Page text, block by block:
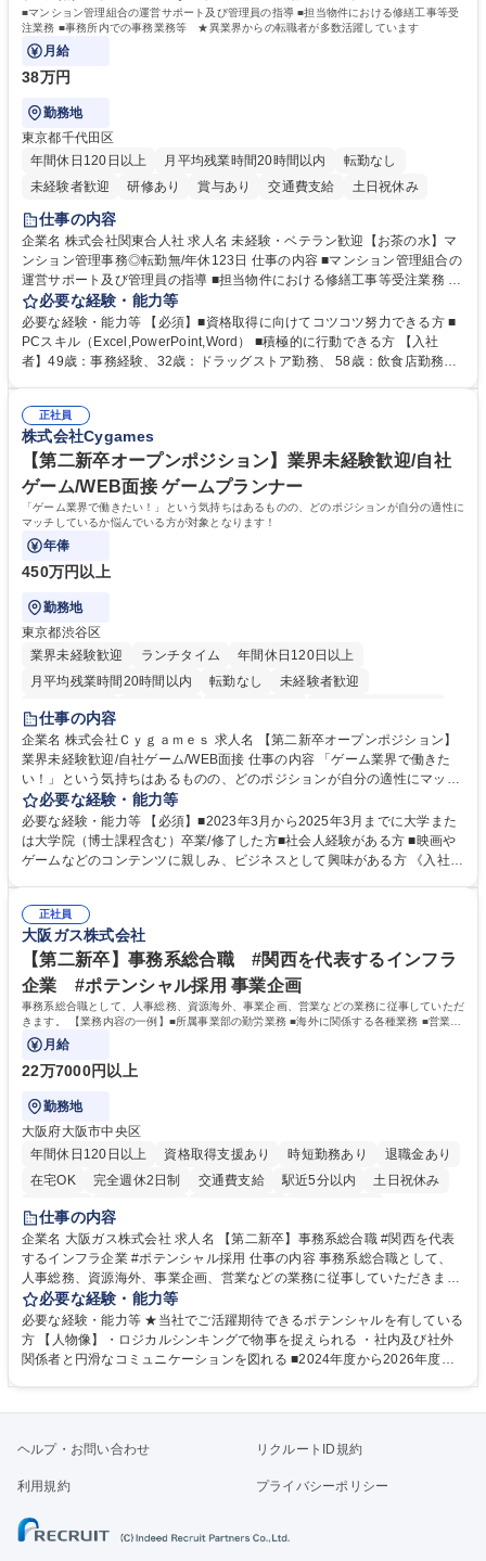
■マンション管理組合の運営サポート及び管理員の指導 ■担当物件における修繕工事等受
注業務 ■事務所内での事務業務等 ★異業界からの転職者が多数活躍しています
月給
38万円
勤務地
東京都千代田区
年間休日120日以上
月平均残業時間20時間以内
転勤なし
未経験者歓迎
研修あり 賞与あり 交通費支給 土日祝休み
仕事の内容
企業名 株式会社関東合人社 求人名 未経験・ベテラン歓迎【お茶の水】マ
ンション管理事務◎転勤無/年休123日 仕事の内容 ■マンション管理組合の
運営サポート及び管理員の指導 ■担当物件における修繕工事等受注業務 ■
事務所内での事務業務等 ★異業界からの転職者が多数活躍しています
【年収補足】532万円 ＋別途インセンティヴで平均約100万円/年（昨年度
実績） ＋管理業務主任者資格手当50,000円/月 ★親会社である株式会社合
人社計画研究所社のグループ会社として、質の高いサービスと適性価格を
無/年休123日
必要な経験・能力等
必要な経験・能力等 【必須】■資格取得に向けてコツコツ努力できる方 ■
PCスキル（Excel,PowerPoint,Word） ■積極的に行動できる方 【入社
者】49歳：事務経験、32歳：ドラッグストア勤務、 58歳：飲食店勤務
得出来ております！ 【魅力】■フレックス制度、未経験からでも下限年収
を一律支給！ ■管理業務主任者資格取得後には50,000円/月の手当あり！
学歴・資格 学歴：大学院 大学 高専 短大 専修学校 高校 語学力： 資格：第
一種運転免許普通自動車
正社員
株式会社Cygames
【第二新卒オープンポジション】業界未経験歓迎/自社
ゲーム/WEB面接 ゲームプランナー
「ゲーム業界で働きたい！」という気持ちはあるものの、どのポジションが自分の適性に
マッチしているか悩んでいる方が対象となります！
年俸
450万円以上
勤務地
東京都渋谷区
業界未経験歓迎
ランチタイム
年間休日120日以上
月平均残業時間20時間以内
転勤なし
未経験者歓迎
住宅手当あり
交通費支給
土日祝休み 服装自由 昼食補助あり
第二新卒歓迎
食事補助あり
仕事の内容
企業名 株式会社Ｃｙｇａｍｅｓ 求人名 【第二新卒オープンポジション】
業界未経験歓迎/自社ゲーム/WEB面接 仕事の内容 「ゲーム業界で働きた
い！」という気持ちはあるものの、どのポジションが自分の適性にマッチ
しているか悩んでいる方が対象となります！ 総合職（プランナー/データ
アナリストなど）、技術職（開発エンジニ ア/インフラエンジニアな
ど）、デザイン職（デザイナー/イラストレ ーターなど）等から、面接で
ご希望と適正にマッチしたポジションをご案内いたします。ゲームやエン
のご応募をお待ちしております。 募集職種 【第二新卒オープンポジショ
ン】業界未経験歓迎/自社ゲーム/WEB面接
必要な経験・能力等
必要な経験・能力等 【必須】■2023年3月から2025年3月までに大学また
は大学院（博士課程含む）卒業/修了した方■社会人経験がある方 ■映画や
ゲームなどのコンテンツに親しみ、ビジネスとして興味がある方 《入社実
正社員
大阪ガス株式会社
【第二新卒】事務系総合職 #関西を代表するインフラ
企業 #ポテンシャル採用 事業企画
事務系総合職として、人事総務、資源海外、事業企画、営業などの業務に従事していただ
きます。 【業務内容の一例】■所属事業部の勤労業務 ■海外に関係する各種業務 ■営業部
門の企画スタッフ、ルート営業
月給
22万7000円以上
勤務地
大阪府大阪市中央区
年間休日120日以上
資格取得支援あり 時短勤務あり
退職金あり
在宅OK
完全週休2日制 交通費支給 駅近5分以内
土日祝休み
服装自由
第二新卒歓迎
仕事の内容
企業名 大阪ガス株式会社 求人名 【第二新卒】事務系総合職 #関西を代表
するインフラ企業 #ポテンシャル採用 仕事の内容 事務系総合職として、
人事総務、資源海外、事業企画、営業などの業務に従事していただきま
す。 【業務内容の一例】■所属事業部の勤労業務 ■海外に関係する各種業
務 ■営業部門の企画スタッフ、ルート営業 【キャリアパス】入社後の配属
ポジションで一定期間ご活躍頂いた後、本人の適性及び将来のキャリアを
鑑みてジョブローテーションを行います。 【育成】OJTでの現場育成や研
表するインフラ企業 #ポテンシャル採用
必要な経験・能力等
必要な経験・能力等 ★当社でご活躍期待できるポテンシャルを有している
方 【人物像】・ロジカルシンキングで物事を捉えられる ・社内及び社外
関係者と円滑なコミュニケーションを図れる ■2024年度から2026年度ま
「未来の日常」の創造に向けて持続可能な社会の実現に貢献してまいりま
す。 学歴・資格 学歴：大学院 大学 語学力： 資格：
ヘルプ・お問い合わせ リクルートID規約
利用規約 プライバシーポリシー